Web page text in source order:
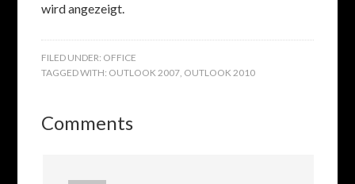
wird angezeigt.
FILED UNDER: OFFICE
TAGGED WITH: OUTLOOK 2007, OUTLOOK 2010
Comments